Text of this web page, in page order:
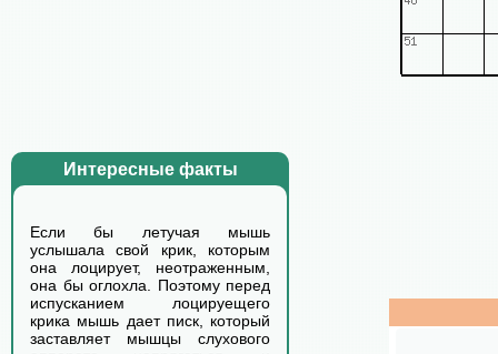
Интересные факты
Если бы летучая мышь
услышала свой крик, которым
она лоцирует, неотраженным,
она бы оглохла. Поэтому перед
испусканием лоцируещего
крика мышь дает писк, который
заставляет мышцы слухового